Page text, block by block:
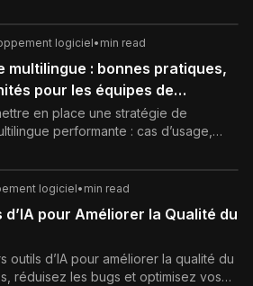
logiciel• min read
multilingue : bonnes pratiques,
pour les équipes de
en place une stratégie de
performante : cas d’usage,
modernes.
logiciel• min read
pour Améliorer la Qualité du
outils d’IA pour améliorer la qualité du
réduisez les bugs et optimisez vos